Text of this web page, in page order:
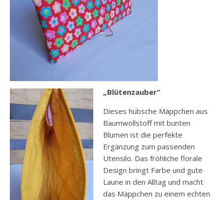
„Blütenzauber“
Dieses hübsche Mäppchen aus
Baumwollstoff mit bunten
Blumen ist die perfekte
Ergänzung zum passenden
Utensilo. Das fröhliche florale
Design bringt Farbe und gute
Laune in den Alltag und macht
das Mäppchen zu einem echten